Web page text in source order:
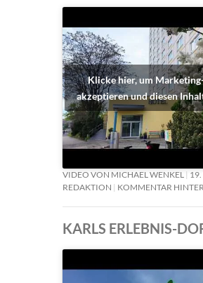
Klicke hier, um
akzeptieren und diesen
VIDEO VON MICHAEL WENKEL
REDAKTION
KOMMENTAR
KARLS ERLEBNIS-